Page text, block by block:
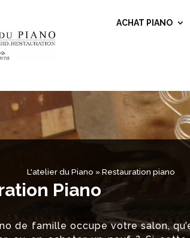
ACHAT PIANO
L'atelier du Piano »Restauration piano
Piano
de famille occupe votre salon,